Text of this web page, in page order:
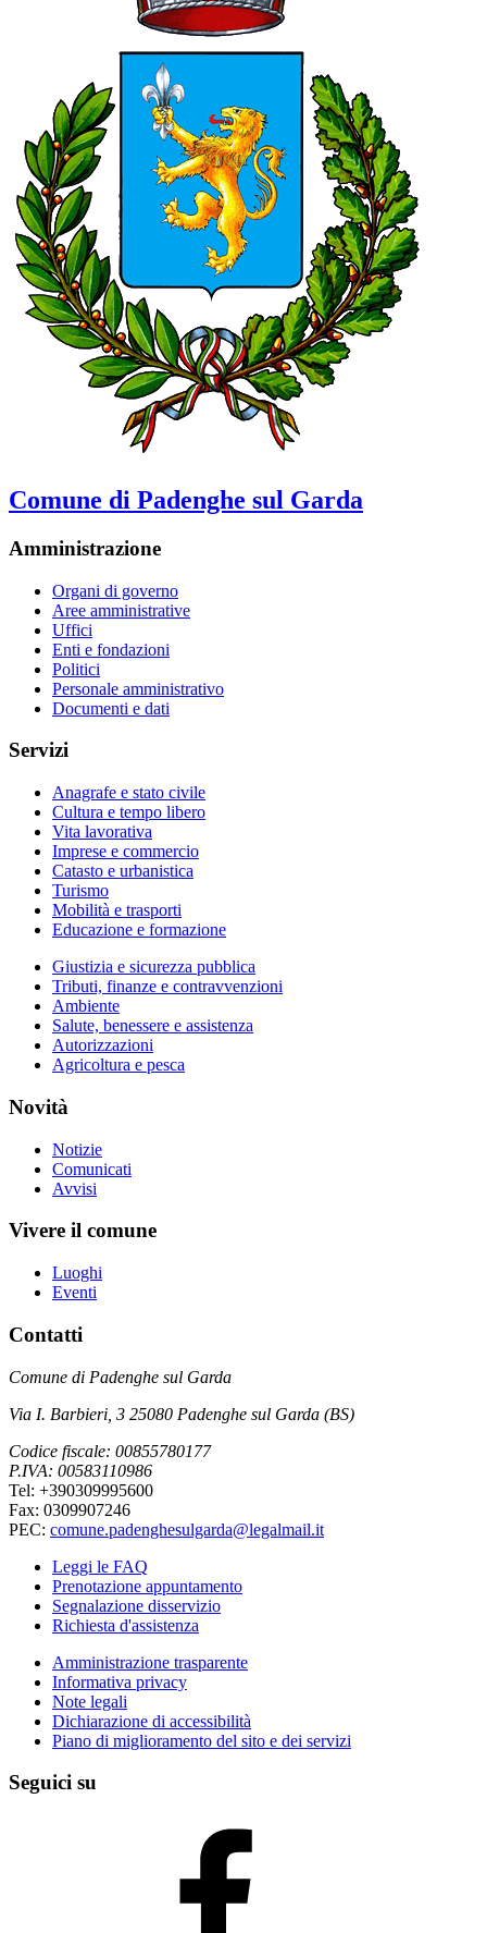
Comune di Padenghe sul Garda
Amministrazione
Organi di governo
Aree amministrative
Uffici
Enti e fondazioni
Politici
Personale amministrativo
Documenti e dati
Servizi
Anagrafe e stato civile
Cultura e tempo libero
Vita lavorativa
Imprese e commercio
Catasto e urbanistica
Turismo
Mobilità e trasporti
Educazione e formazione
Giustizia e sicurezza pubblica
Tributi, finanze e contravvenzioni
Ambiente
Salute, benessere e assistenza
Autorizzazioni
Agricoltura e pesca
Novità
Notizie
Comunicati
Avvisi
Vivere il comune
Luoghi
Eventi
Contatti
Comune di Padenghe sul Garda
Via I. Barbieri, 3 25080 Padenghe sul Garda (BS)
Codice fiscale: 00855780177
P.IVA: 00583110986
Tel: +390309995600
Fax: 0309907246
PEC: comune.padenghesulgarda@legalmail.it
Leggi le FAQ
Prenotazione appuntamento
Segnalazione disservizio
Richiesta d'assistenza
Amministrazione trasparente
Informativa privacy
Note legali
Dichiarazione di accessibilità
Piano di miglioramento del sito e dei servizi
Seguici su